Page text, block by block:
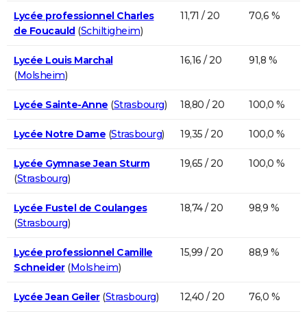
Lycée professionnel Charles
de Foucauld(Schiltigheim)
11,71 / 20 70,6 %
Lycée Louis Marchal
(Molsheim)
16,16 / 20 91,8 %
Lycée Sainte-Anne (Strasbourg) 18,80 / 20 100,0 %
Lycée Notre Dame (Strasbourg) 19,35 / 20 100,0 %
Lycée Gymnase Jean Sturm
(Strasbourg)
19,65 / 20 100,0 %
Lycée Fustel de Coulanges
(Strasbourg)
18,74 / 20 98,9 %
Lycée professionnel Camille
Schneider(Molsheim)
15,99 / 20 88,9 %
Lycée Jean Geiler(Strasbourg) 12,40 / 20 76,0 %